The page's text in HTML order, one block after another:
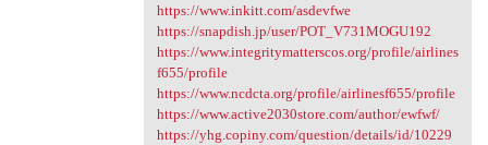
https://www.inkitt.com/asdevfwe
https://snapdish.jp/user/POT_V731MOGU192
https://www.integritymatterscos.org/profile/airlines
f655/profile
https://www.ncdcta.org/profile/airlinesf655/profile
https://www.active2030store.com/author/ewfwf/
https://yhg.copiny.com/question/details/id/10229